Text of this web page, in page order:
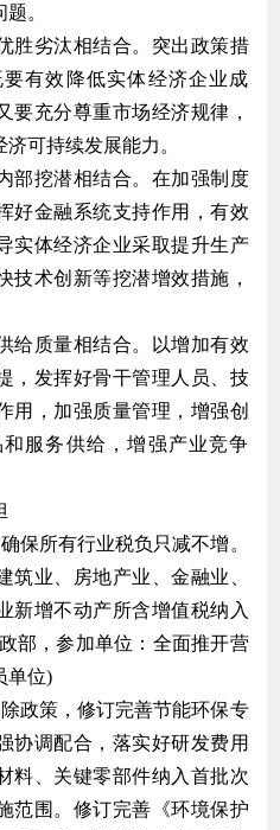
。
胜劣汰相结合。突出政策措
有效降低实体经济企业成
要充分尊重市场经济规律，
可持续发展能力。
部挖潜相结合。在加强制度
好金融系统支持作用，有效
实体经济企业采取提升生产
技术创新等挖潜增效措施，
给质量相结合。以增加有效
，发挥好骨干管理人员、技
用，加强质量管理，增强创
服务供给，增强产业竞争
保所有行业税负只减不增。
筑业、房地产业、金融业、
新增不动产所含增值税纳入
部，参加单位：全面推开营
单位)
政策，修订完善节能环保专
协调配合，落实好研发费用
料、关键零部件纳入首批次
范围。修订完善《环境保护